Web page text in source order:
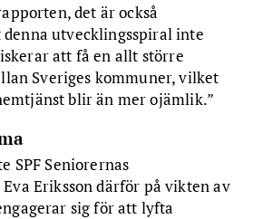
det är också
utvecklingsspiral inte
att få en allt större
Sveriges kommuner, vilket
blir än mer ojämlik.”
SPF Seniorernas
Eriksson därför på vikten av
sig för att lyfta